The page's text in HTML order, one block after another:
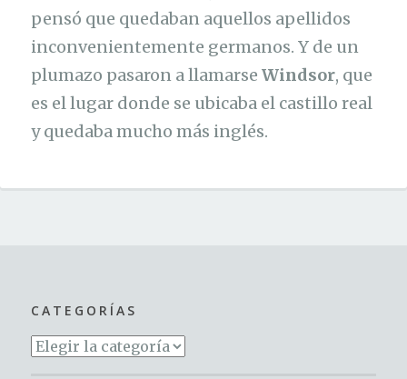
pensó que quedaban aquellos apellidos
inconvenientemente germanos. Y de un
plumazo pasaron a llamarseWindsor, que
es el lugar donde se ubicaba el castillo real
y quedaba mucho más inglés.
CATEGORÍAS
Categorías